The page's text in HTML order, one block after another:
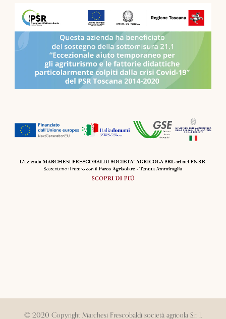
© 2020 Copyright Marchesi Frescobaldi società agricola S.r. l.